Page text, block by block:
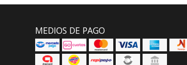
MEDIOS DE PAGO